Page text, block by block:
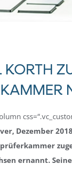
Dezember
ernannt.